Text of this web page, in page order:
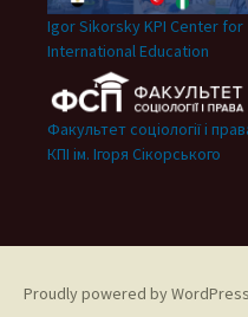
Igor Sikorsky KPI Center for
International Education
Факультет соціології і
КПІ ім. Ігоря Сікорського
Proudly powered by WordPress